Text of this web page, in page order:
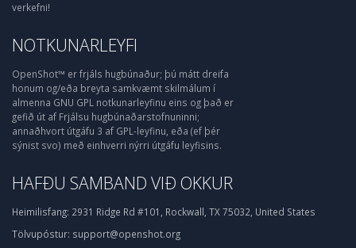
verkefni!
NOTKUNARLEYFI
OpenShot™ er frjáls hugbúnaður; þú mátt dreifa
honum og/eða breyta samkvæmt skilmálum í
almenna GNU GPL notkunarleyfinu eins og það er
gefið út af Frjálsu hugbúnaðarstofnuninni;
annaðhvort útgáfu 3 af GPL-leyfinu, eða (ef þér
sýnist svo) með einhverri nýrri útgáfu leyfisins.
HAFÐU SAMBAND VIÐ OKKUR
Heimilisfang: 2931 Ridge Rd #101, Rockwall, TX 75032, United States
Tölvupóstur: support@openshot.org